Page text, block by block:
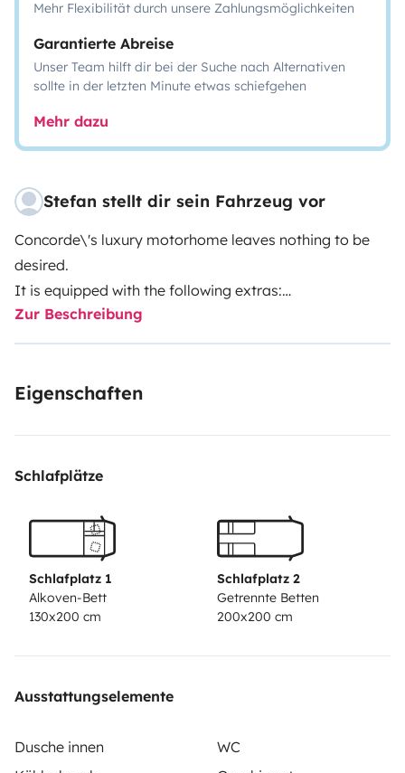
Mehr Flexibilität durch unsere Zahlungsmöglichkeiten
Garantierte Abreise
Unser Team hilft dir bei der Suche nach Alternativen
sollte in der letzten Minute etwas schiefgehen
Mehr dazu
Stefan stellt dir sein Fahrzeug vor
Concorde\'s luxury motorhome leaves nothing to be
desired.
It is equipped with the following extras:
- Dishwasher
- Central vacuum cleaner
- 350-liter fresh water tank
- TV in the bedroom
- Fully automatic satellite system
- 2500 kg trailer hitch
- 2x120-watt solar panels
Zur Beschreibung
Eigenschaften
Schlafplätze
Schlafplatz 1
Alkoven-Bett
130x200 cm
Schlafplatz 2
Getrennte Betten
200x200 cm
Ausstattungselemente
Dusche innen
WC